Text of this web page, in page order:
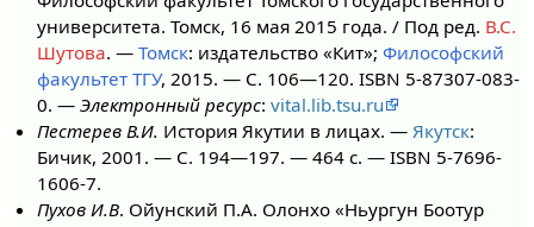
университета. Томск, 16 мая 2015 года. / Под ред. В.С.
Шутова. —Томск: издательство «Кит»;Философский
факультет ТГУ, 2015. — С. 106—120. ISBN 5-87307-083-
0. —Электронный ресурс:vital.lib.tsu.ru
Пестерев В.И. История Якутии в лицах. —Якутск:
Бичик, 2001. — С. 194—197. — 464 с. — ISBN 5-7696-
1606-7.
Пухов И.В. Ойунский П.А. Олонхо «Ньургун Боотур